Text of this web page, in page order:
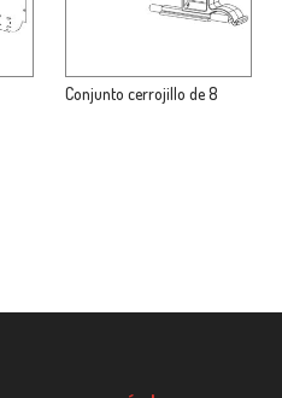
Conjunto cerrojillo de 8